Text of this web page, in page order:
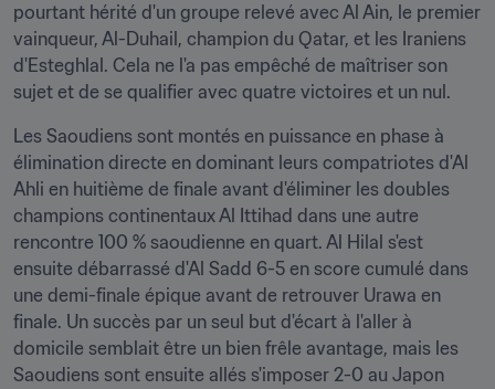
pourtant hérité d'un groupe relevé avec Al Ain, le premier
vainqueur, Al-Duhail, champion du Qatar, et les Iraniens
d'Esteghlal. Cela ne l'a pas empêché de maîtriser son
sujet et de se qualifier avec quatre victoires et un nul.
Les Saoudiens sont montés en puissance en phase à
élimination directe en dominant leurs compatriotes d'Al
Ahli en huitième de finale avant d'éliminer les doubles
champions continentaux Al Ittihad dans une autre
rencontre 100 % saoudienne en quart. Al Hilal s'est
ensuite débarrassé d'Al Sadd 6-5 en score cumulé dans
une demi-finale épique avant de retrouver Urawa en
finale. Un succès par un seul but d'écart à l'aller à
domicile semblait être un bien frêle avantage, mais les
Saoudiens sont ensuite allés s'imposer 2-0 au Japon